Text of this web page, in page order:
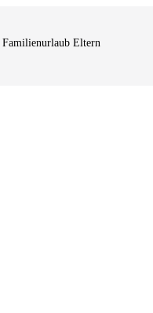
Familienurlaub Eltern